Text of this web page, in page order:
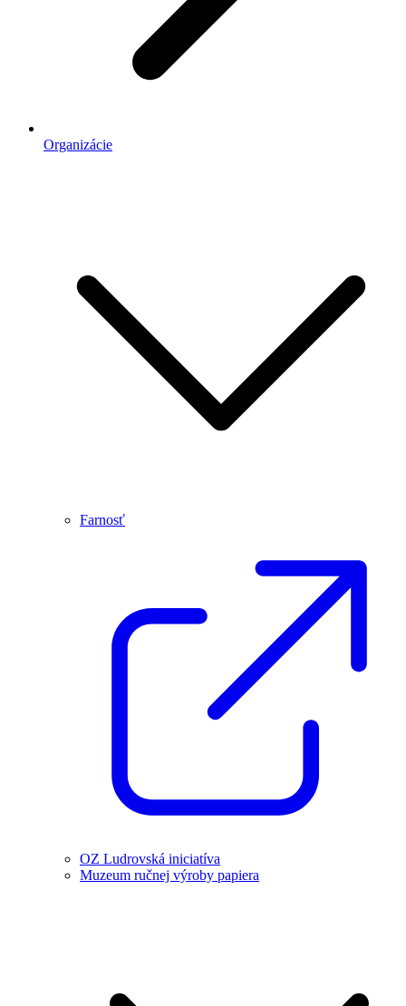
Organizácie
Farnosť
OZ Ludrovská iniciatíva
Muzeum ručnej výroby papiera